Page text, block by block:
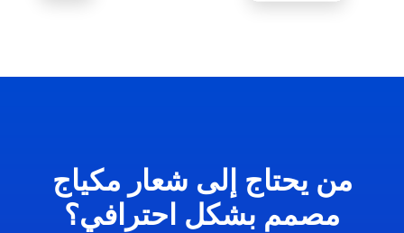
من يحتاج إلى شعار مكياج
مصمم بشكل احترافي؟